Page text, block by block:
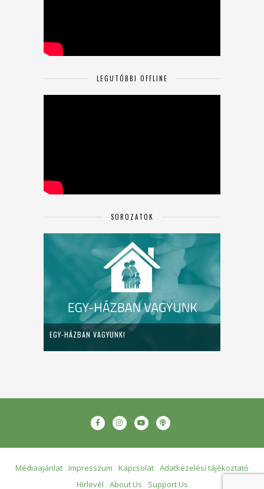
LEGUTÓBBI OFFLINE
SOROZATOK
EGY-HÁZBAN VAGYUNK!
Médiaajánlat Impresszum Kapcsolat Adatkezelési tájékoztató
Hírlevél
About Us Support Us